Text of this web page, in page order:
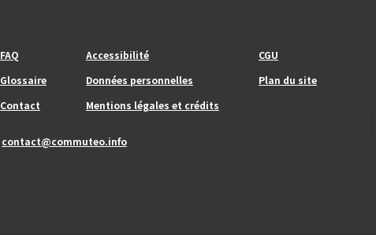
FAQ
Glossaire
Contact
Footer_center
Accessibilité
Données personnelles
Mentions légales et crédits
CGU
Plan du site
contact@commuteo.info